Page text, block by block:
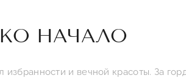
НАЧАЛО
и вечной красоты. За